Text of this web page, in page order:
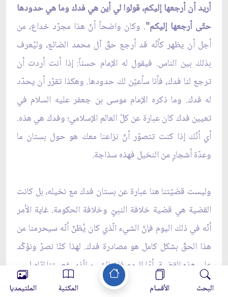
أريد أن أرجعها إليكم، قولوا لي أين هي فدك وما هي حدودها
حتّى أرجعها إليكم". وكان واضحاً أنّ هذا مجرّد خداع، من
أجل أن يظهر كأنّه قد أرجع حقّ آل محمد الضائع، وليُعرف
بذلك بين الناس. فيقول له الإمام حسناً: إذا أنت أردت أن
ترجع لنا فدك، فأنا سأعيّن لك حدودها. وهكذا تقرّر أن يحدّد
له فدك. وما ذكره الإمام موسى بن جعفر عليه السلام في
تعيين فدك كان عبارة عن كلّ العالم الإسلامي؛ وفدك هي هذه.
أي أنّك إذا كنت تتصوّر أنّ نزاعنا معك هو حول بستان ما
وعدّة أشجارٍ من النخيل فهذه سذاجة.
وليست قضيّتنا هنا عبارة عن بستان فدك مع نخيله، بل كانت
القضية هي قضية خلافة النبيّ وخلافة الحكومة. غاية الأمر
أنّه في ذلك اليوم فإنّ الشيء الّذي كان يُظنّ أنّه سيحرمنا من
هذا الحقّ بشكل كامل هو مصادرة فدك. لهذا كنّا نصرّ ونؤكّد
على هذه القضية. أمّا اليوم فإنّ الشيء الّذي غصبتنا إيّاه ليس
فدك، الّتي لم يعد لها قيمة. وإنّ ما غصبته هو المجتمع
البحث الأقسام المكتبة الملتيمديا